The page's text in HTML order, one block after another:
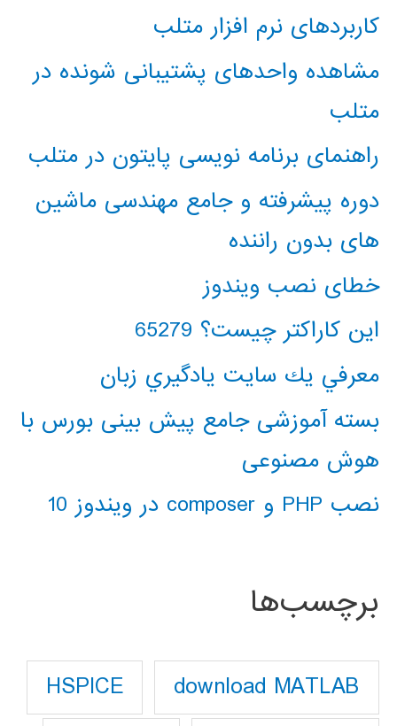
کاربردهای نرم افزار متلب
مشاهده واحدهای پشتیبانی شونده در
متلب
راهنمای برنامه نویسی پایتون در متلب
دوره پیشرفته و جامع مهندسی ماشین
های بدون راننده
خطای نصب ویندوز
این کاراکتر چیست؟ 65279
معرفي يك سايت يادگيري زبان
بسته آموزشی جامع پیش بینی بورس با
هوش مصنوعی
نصب PHP و composer در ویندوز 10
برچسب‌ها
download MATLAB
HSPICE